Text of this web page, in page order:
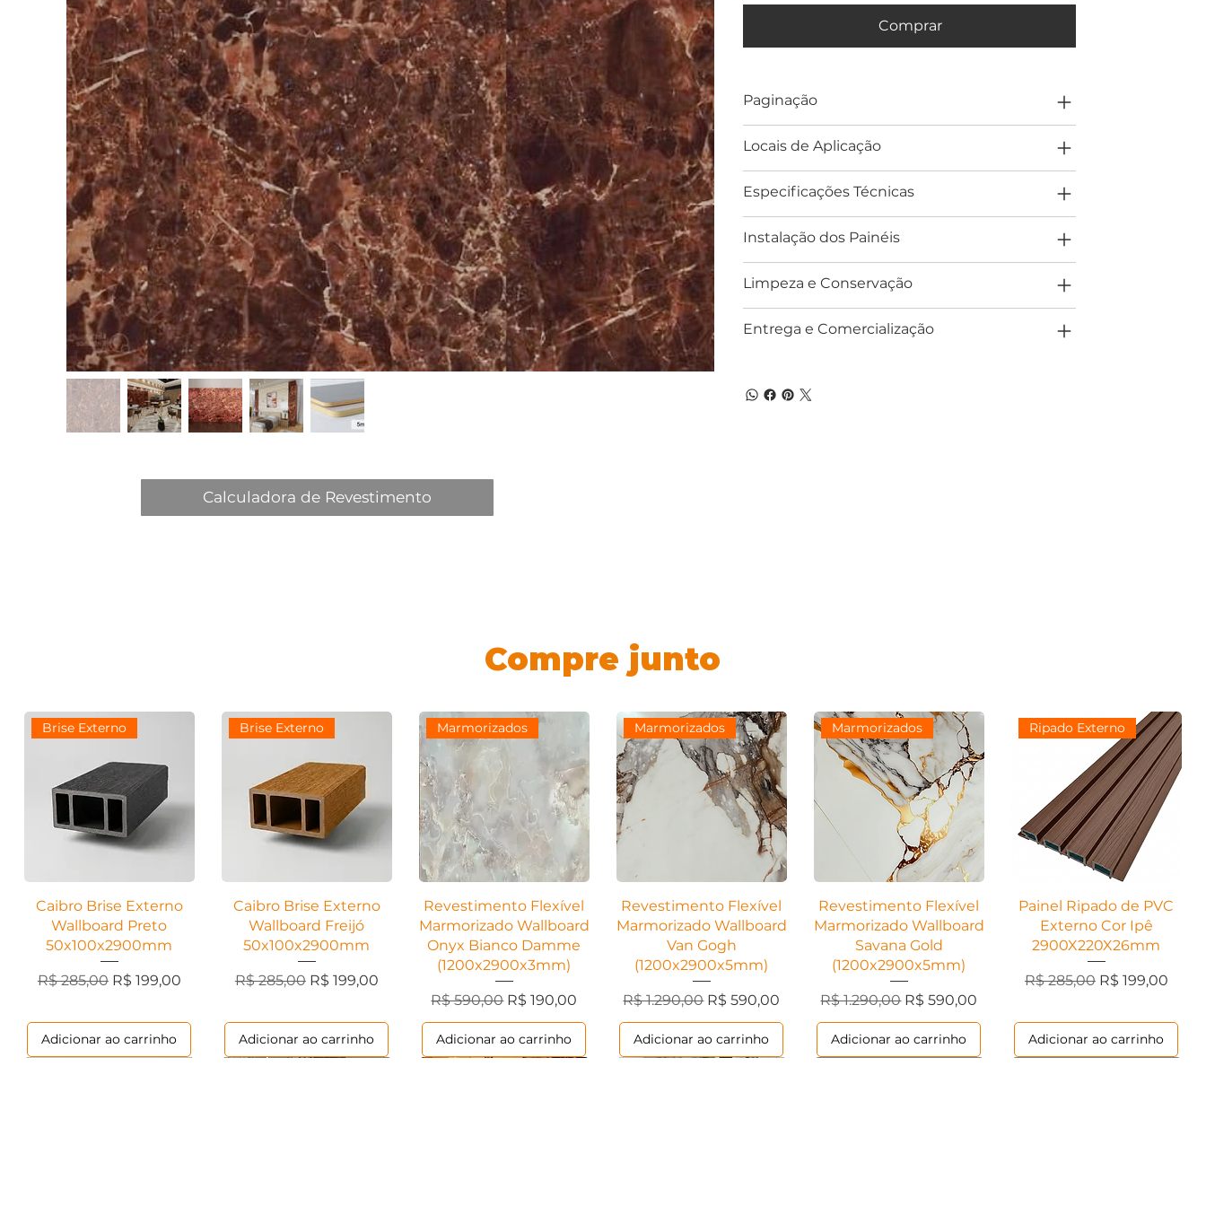
Comprar
Paginação
Locais de Aplicação
Especificações Técnicas
Instalação dos Painéis
Limpeza e Conservação
Entrega e Comercialização
Calculadora de Revestimento
Compre junto
Visualização rápida
Brise Externo
Caibro Brise Externo
Wallboard Preto
50x100x2900mm
Preço normal
R$ 285,00 Preço promocional
R$ 199,00
Adicionar ao carrinho
Visualização rápida
Brise Externo
Caibro Brise Externo
Wallboard Freijó
50x100x2900mm
Preço normal
R$ 285,00 Preço promocional
R$ 199,00
Adicionar ao carrinho
Visualização rápida
Marmorizados
Revestimento Flexível
Marmorizado Wallboard
Onyx Bianco Damme
(1200x2900x3mm)
Preço normal
R$ 590,00 Preço promocional
R$ 190,00
Adicionar ao carrinho
Visualização rápida
Marmorizados
Revestimento Flexível
Marmorizado Wallboard
Van Gogh
(1200x2900x5mm)
Preço normal
R$ 1.290,00 Preço promocional
R$ 590,00
Adicionar ao carrinho
Visualização rápida
Marmorizados
Revestimento Flexível
Marmorizado Wallboard
Savana Gold
(1200x2900x5mm)
Preço normal
R$ 1.290,00 Preço promocional
R$ 590,00
Adicionar ao carrinho
Visualização rápida
Ripado Externo
Painel Ripado de PVC
Externo Cor Ipê
2900X220X26mm
Preço normal
R$ 285,00 Preço
R$ 199,00
Adicionar ao carrinho